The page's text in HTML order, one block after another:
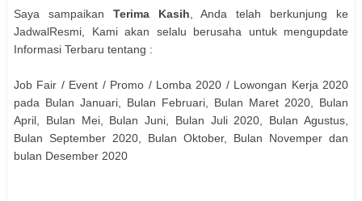
Saya sampaikan Terima Kasih , Anda telah berkunjung ke
JadwalResmi, Kami akan selalu berusaha untuk mengupdate
Informasi Terbaru tentang :
Job Fair / Event / Promo / Lomba 2020 / Lowongan Kerja 2020
pada Bulan Januari, Bulan Februari, Bulan Maret 2020, Bulan
April, Bulan Mei, Bulan Juni, Bulan Juli 2020, Bulan Agustus,
Bulan September 2020, Bulan Oktober, Bulan Novemper dan
bulan Desember 2020